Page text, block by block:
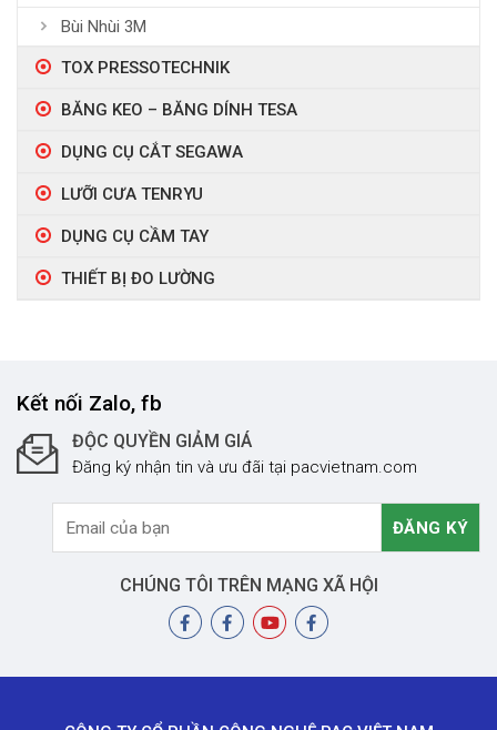
Bùi Nhùi 3M
TOX PRESSOTECHNIK
BĂNG KEO – BĂNG DÍNH TESA
DỤNG CỤ CẮT SEGAWA
LƯỠI CƯA TENRYU
DỤNG CỤ CẦM TAY
THIẾT BỊ ĐO LƯỜNG
Kết nối Zalo, fb
ĐỘC QUYỀN GIẢM GIÁ
Đăng ký nhận tin và ưu đãi tại pacvietnam.com
CHÚNG TÔI TRÊN MẠNG XÃ HỘI